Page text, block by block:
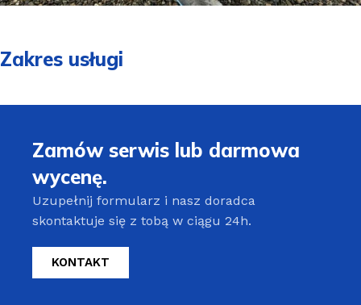
Zakres usługi
Zamów serwis lub darmowa
wycenę.
Uzupełnij formularz i nasz doradca
skontaktuje się z tobą w ciągu 24h.
KONTAKT